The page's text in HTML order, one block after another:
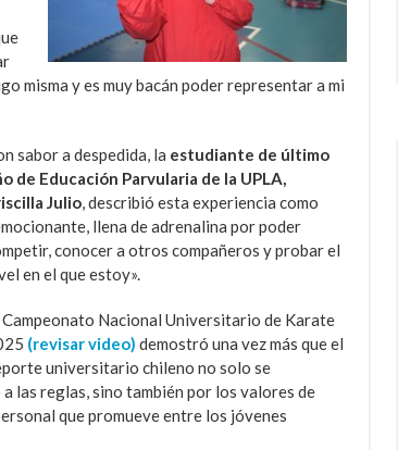
misma y es muy bacán poder representar a mi
sabor a despedida, la estudiante de último
de Educación Parvularia de la UPLA,
Julio, describió esta experiencia como
llena de adrenalina por poder
conocer a otros compañeros y probar el
en el que estoy».
Campeonato Nacional Universitario de Karate
(revisar video) demostró una vez más que el
universitario chileno no solo se
las reglas, sino también por los valores de
que promueve entre los jóvenes